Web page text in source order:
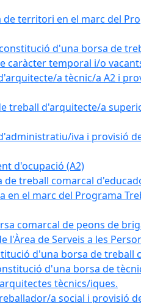
territori en el marc del
d'una borsa de
caràcter temporal i/o
a tècnic/a A2 i
treball d'arquitecte/a
iva i provisió
d'ocupació (A2)
treball comarcal
el marc del Programa
comarcal de peons de
l'Àrea de Serveis a les
d'una borsa de treball
d'una borsa de
tècnics/iques.
a social i provisió